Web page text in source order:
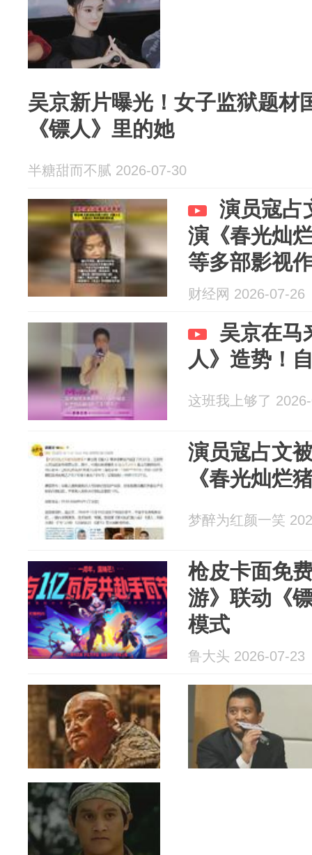
吴京新片曝光！女子监狱题材
《镖人》里的她
半糖甜而不腻 2026-07-30
演员寇占
演《春光灿
等多部影视
财经网 2026-07-26
吴京在马
人》造势！
这班我上够了
演员寇占文
《春光灿烂
梦醉为红颜一笑
枪皮卡面免
游》联动《
模式
鲁大头 2026-07-23